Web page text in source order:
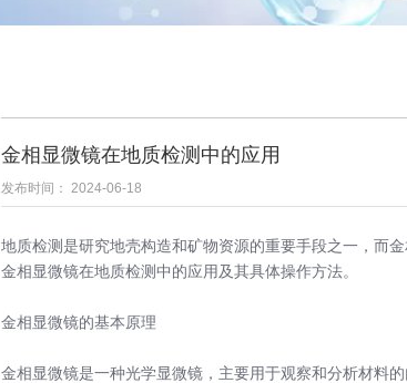
金相显微镜在地质检测中的应用
发布时间： 2024-06-18
地质检测是研究地壳构造和矿物资源的重要手段之一，而
金相显微镜在地质检测中的应用及其具体操作方法。
金相显微镜的基本原理
金相显微镜是一种光学显微镜，主要用于观察和分析材料